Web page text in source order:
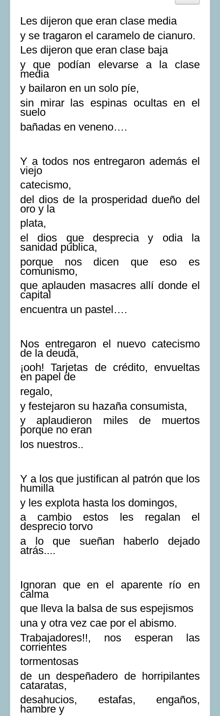
Les dijeron que eran clase media
y se tragaron el caramelo de cianuro.
Les dijeron que eran clase baja
y que podían elevarse a la clase
media
y bailaron en un solo píe,
sin mirar las espinas ocultas en el
suelo
bañadas en veneno….
Y a todos nos entregaron además el
viejo
catecismo,
del dios de la prosperidad dueño del
oro y la
plata,
el dios que desprecia y odia la
sanidad pública,
porque nos dicen que eso es
comunismo,
que aplauden masacres allí donde el
capital
encuentra un pastel….
Nos entregaron el nuevo catecismo
de la deuda,
¡ooh! Tarjetas de crédito, envueltas
en papel de
regalo,
y festejaron su hazaña consumista,
y aplaudieron miles de muertos
porque no eran
los nuestros..
Y a los que justifican al patrón que los
humilla
y les explota hasta los domingos,
a cambio estos les regalan el
desprecio torvo
a lo que sueñan haberlo dejado
atrás....
Ignoran que en el aparente río en
calma
que lleva la balsa de sus espejismos
una y otra vez cae por el abismo.
Trabajadores!!, nos esperan las
corrientes
tormentosas
de un despeñadero de horripilantes
cataratas,
desahucios, estafas, engaños,
hambre y